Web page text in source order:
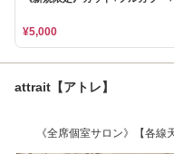
¥5,000
attrait【アトレ】
《全席個室サロン》【各